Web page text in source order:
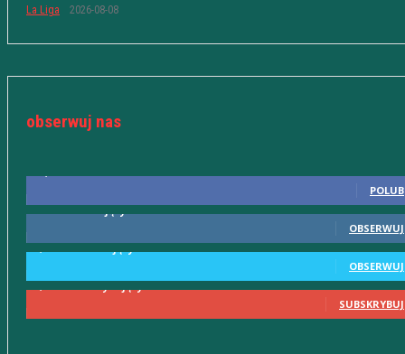
La Liga 2026-08-08
obserwuj nas
POLUB
615 Obserwujący
OBSERWUJ
2,580 Obserwujący
OBSERWUJ
2,230 Subskrybujący
SUBSKRYBUJ